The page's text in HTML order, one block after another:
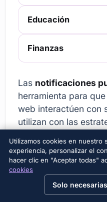
View this page
Educación
Finanzas
Las notificaciones
herramienta para
web interactúen con
utilizan con las
elevar las
a la marca. En esta
en aplicaciones y
notificacionespush
Utilizamos cookies en nuestro
experiencia, personalizar el
hacer clic en "Aceptar todas"
cookies
Solo necesarias